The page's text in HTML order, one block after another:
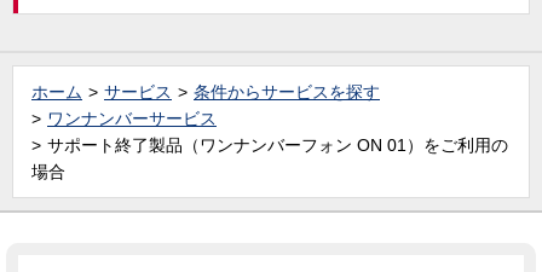
ホーム サービス
条件からサービスを探す
ワンナンバーサービス
サポート終了製品（ワンナンバーフォン ON 01）をご利用の
場合